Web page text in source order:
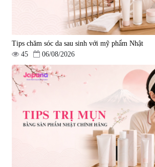
Tips chăm sóc da sau sinh với mỹ phẩm Nhật
45
06/08/2026